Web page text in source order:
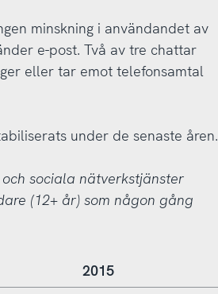
minskning i användandet av
e-post. Två av tre chattar
eller tar emot telefonsamtal
under de senaste åren.
sociala nätverkstjänster
(12+ år) som någon gång
2015